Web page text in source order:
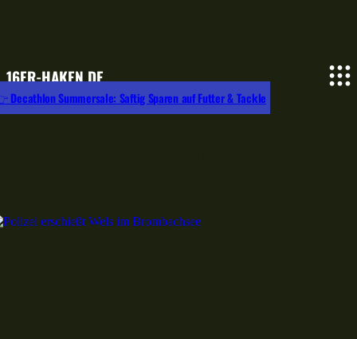
16ER-HAKEN.DE
Decathlon Summersale: Saftig Sparen auf Futter & Tackle